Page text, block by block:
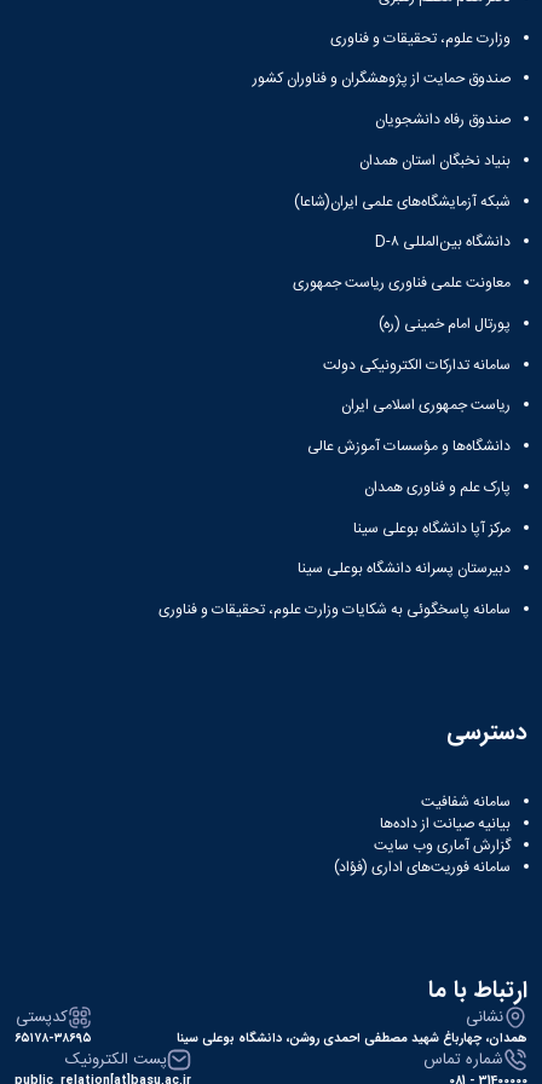
معاونت
آموزشی
تحصیلات
تکمیلی
معاونت
دانشجویی
پژوهش
و
معاونت
فرهنگی
و
اجتماعی
نمایندگی
مقام
معظم
رهبری
تماس
با
دانشگاه
انسانی
هنر
و
معماری
دامپزشکی
پایه
علوم
اقتصادی
و
اجتماعی
دانشکده
های
وزارت علوم، تحقیقات و فناوری
صندوق حمایت از پژوهشگران و فناوران کشور
صندوق رفاه دانشجویان
بنیاد نخبگان استان همدان
شبکه آزمایشگاه‌های علمی ایران(شاعا)
دانشگاه بین‌المللی D-۸
معاونت علمی فناوری ریاست جمهوری
پورتال امام خمینی (ره)
سامانه تدارکات الکترونیکی دولت
ریاست جمهوری اسلامی ایران
دانشگاه‌ها و مؤسسات آموزش عالی
پارک علم و فناوری همدان
مرکز آپا دانشگاه بوعلی سینا
دبیرستان پسرانه دانشگاه بوعلی سینا
سامانه پاسخگوئی به شکایات وزارت علوم، تحقیقات و فناوری
دسترسی
سامانه شفافیت
بیانیه صیانت از داده‌ها
گزارش آماری وب‌ سایت
سامانه فوریت‌های اداری (فؤاد)
ارتباط با ما
نشانی
همدان، چهارباغ شهید مصطفی احمدی روشن، دانشگاه بوعلی سینا
کدپستی
۶۵۱۷۸-۳۸۶۹۵
شماره تماس پست الکترونیک